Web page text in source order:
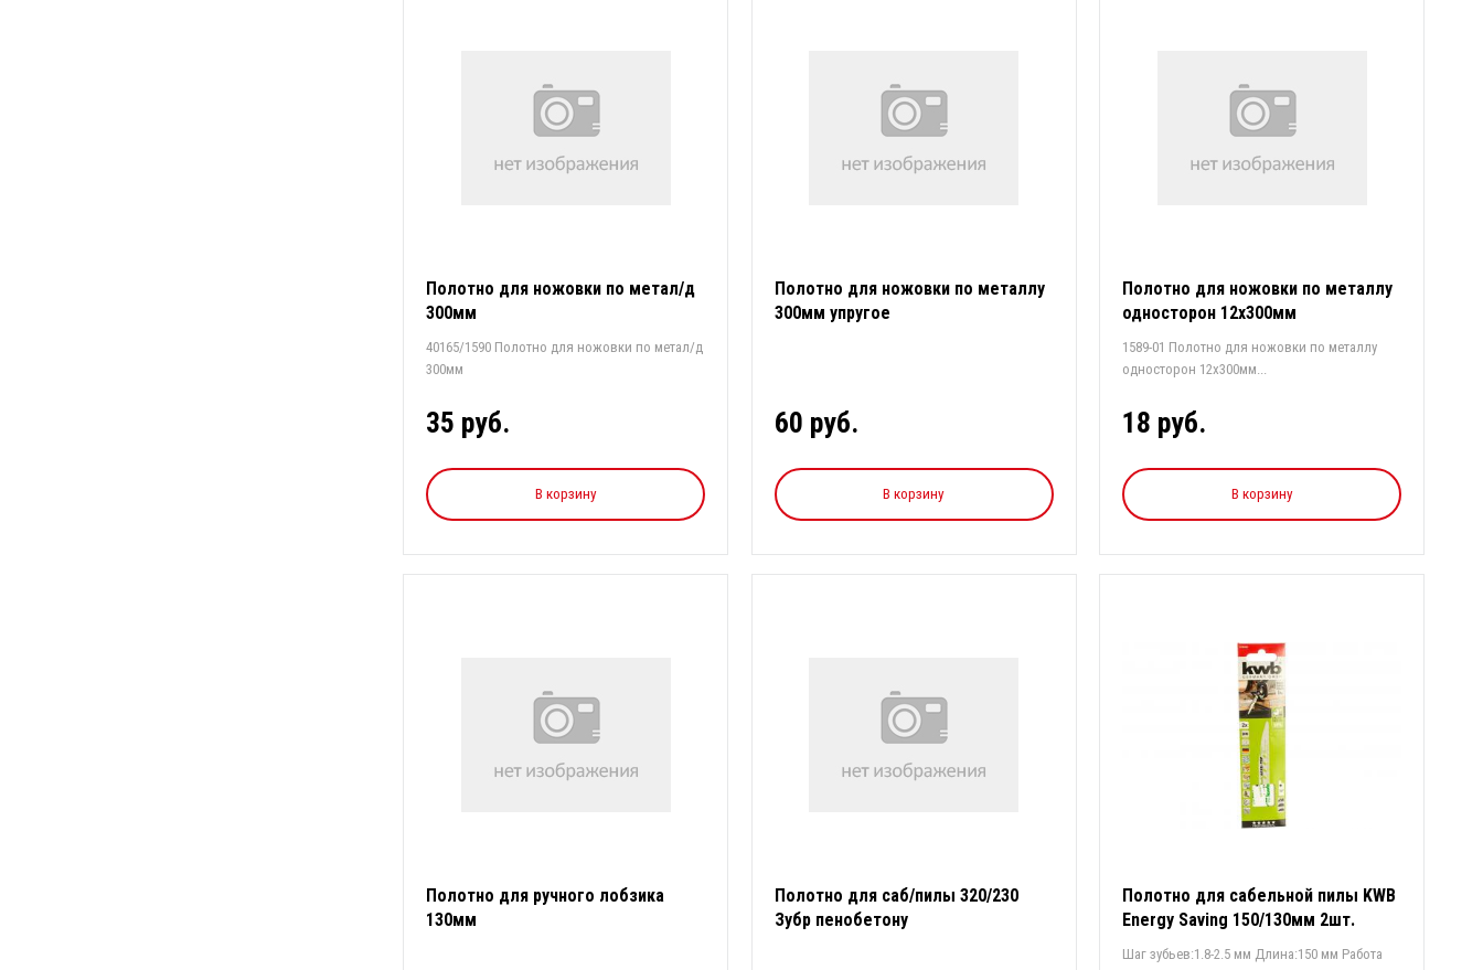
Полотно для ножовки по метал/д
300мм
40165/1590 Полотно для ножовки по метал/д
300мм
35 руб.
В корзину
Полотно для ножовки по металлу
300мм упругое
60 руб.
В корзину
Полотно для ножовки по металлу
односторон 12х300мм
1589-01 Полотно для ножовки по металлу
односторон 12х300мм...
18 руб.
В корзину
Полотно для ручного лобзика
130мм
Полотно для саб/пилы 320/230
Зубр пенобетону
Полотно для сабельной пилы KWB
Energy Saving 150/130мм 2шт.
Шаг зубьев:1.8-2.5 мм Длина:150 мм Работа